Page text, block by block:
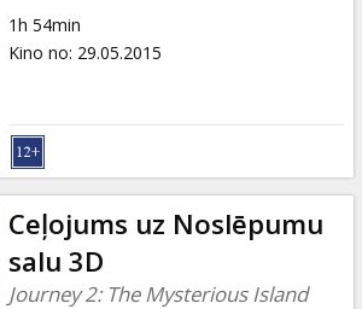
1h 54min
Kino no: 29.05.2015
Ceļojums uz Noslēpumu
salu 3D
Journey 2: The Mysterious Island